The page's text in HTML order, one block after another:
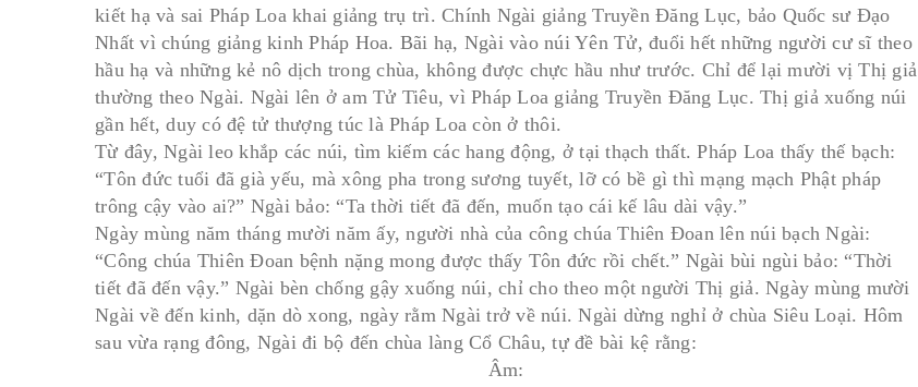
kiết hạ và sai Pháp Loa khai giảng trụ trì. Chính Ngài giảng Truyền Ðăng Lục, bảo Quốc sư Ðạo
Nhất vì chúng giảng kinh Pháp Hoa. Bãi hạ, Ngài vào núi Yên Tử, đuổi hết những người cư sĩ theo
hầu hạ và những kẻ nô dịch trong chùa, không được chực hầu như trước. Chỉ để lại mười vị Thị giả
thường theo Ngài. Ngài lên ở am Tử Tiêu, vì Pháp Loa giảng Truyền Ðăng Lục. Thị giả xuống núi
gần hết, duy có đệ tử thượng túc là Pháp Loa còn ở thôi.
Từ đây, Ngài leo khắp các núi, tìm kiếm các hang động, ở tại thạch thất. Pháp Loa thấy thế bạch:
“Tôn đức tuổi đã già yếu, mà xông pha trong sương tuyết, lỡ có bề gì thì mạng mạch Phật pháp
trông cậy vào ai?” Ngài bảo: “Ta thời tiết đã đến, muốn tạo cái kế lâu dài vậy.”
Ngày mùng năm tháng mười năm ấy, người nhà của công chúa Thiên Ðoan lên núi bạch Ngài:
“Công chúa Thiên Ðoan bệnh nặng mong được thấy Tôn đức rồi chết.” Ngài bùi ngùi bảo: “Thời
tiết đã đến vậy.” Ngài bèn chống gậy xuống núi, chỉ cho theo một người Thị giả. Ngày mùng mười
Ngài về đến kinh, dặn dò xong, ngày rằm Ngài trở về núi. Ngài dừng nghỉ ở chùa Siêu Loại. Hôm
sau vừa rạng đông, Ngài đi bộ đến chùa làng Cổ Châu, tự đề bài kệ rằng:
Âm: